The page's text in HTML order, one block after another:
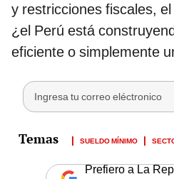
y restricciones fiscales,
¿el Perú está
eficiente o simplemente
SUELDO MÍNIMO
Prefiero a La